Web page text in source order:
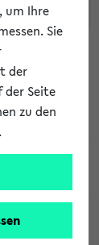
um Ihre
Sie
der
Seite
zu den